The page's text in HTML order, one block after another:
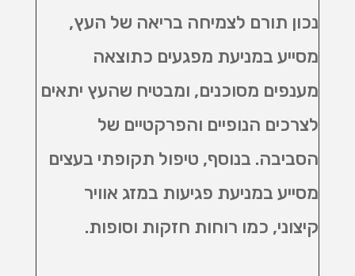
נכון תורם לצמיחה בריאה של העץ,
מסייע במניעת מפגעים כתוצאה
מענפים מסוכנים, ומבטיח שהעץ יתאים
לצרכים הנופיים והפרקטיים של
הסביבה. בנוסף, טיפול תקופתי בעצים
מסייע במניעת פגיעות במזג אוויר
קיצוני, כמו רוחות חזקות וסופות.